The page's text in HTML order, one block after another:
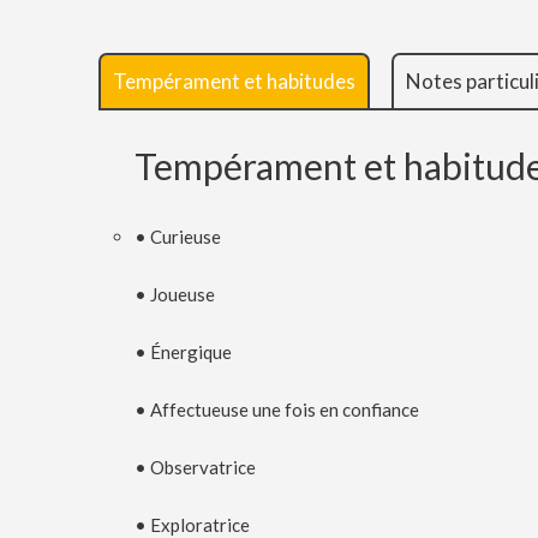
Tempérament et habitudes Notes
Tempérament et
• Curieuse
• Joueuse
• Énergique
• Affectueuse une fois en confiance
• Observatrice
• Exploratrice